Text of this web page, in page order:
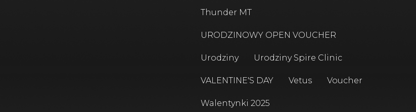
Thunder MT
URODZINOWY OPEN VOUCHER
Urodziny Urodziny Spire Clinic
VALENTINE'S DAY Vetus Voucher
Walentynki 2025